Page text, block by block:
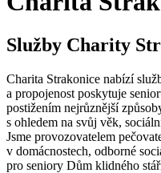
Služby Charity
Charita Strakonice nabízí
a propojenost poskytuje
postižením nejrůznější
s ohledem na svůj věk,
Jsme provozovatelem
v domácnostech, odborné
pro seniory Dům klidného